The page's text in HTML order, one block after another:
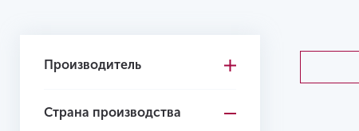
Производитель
Страна производства